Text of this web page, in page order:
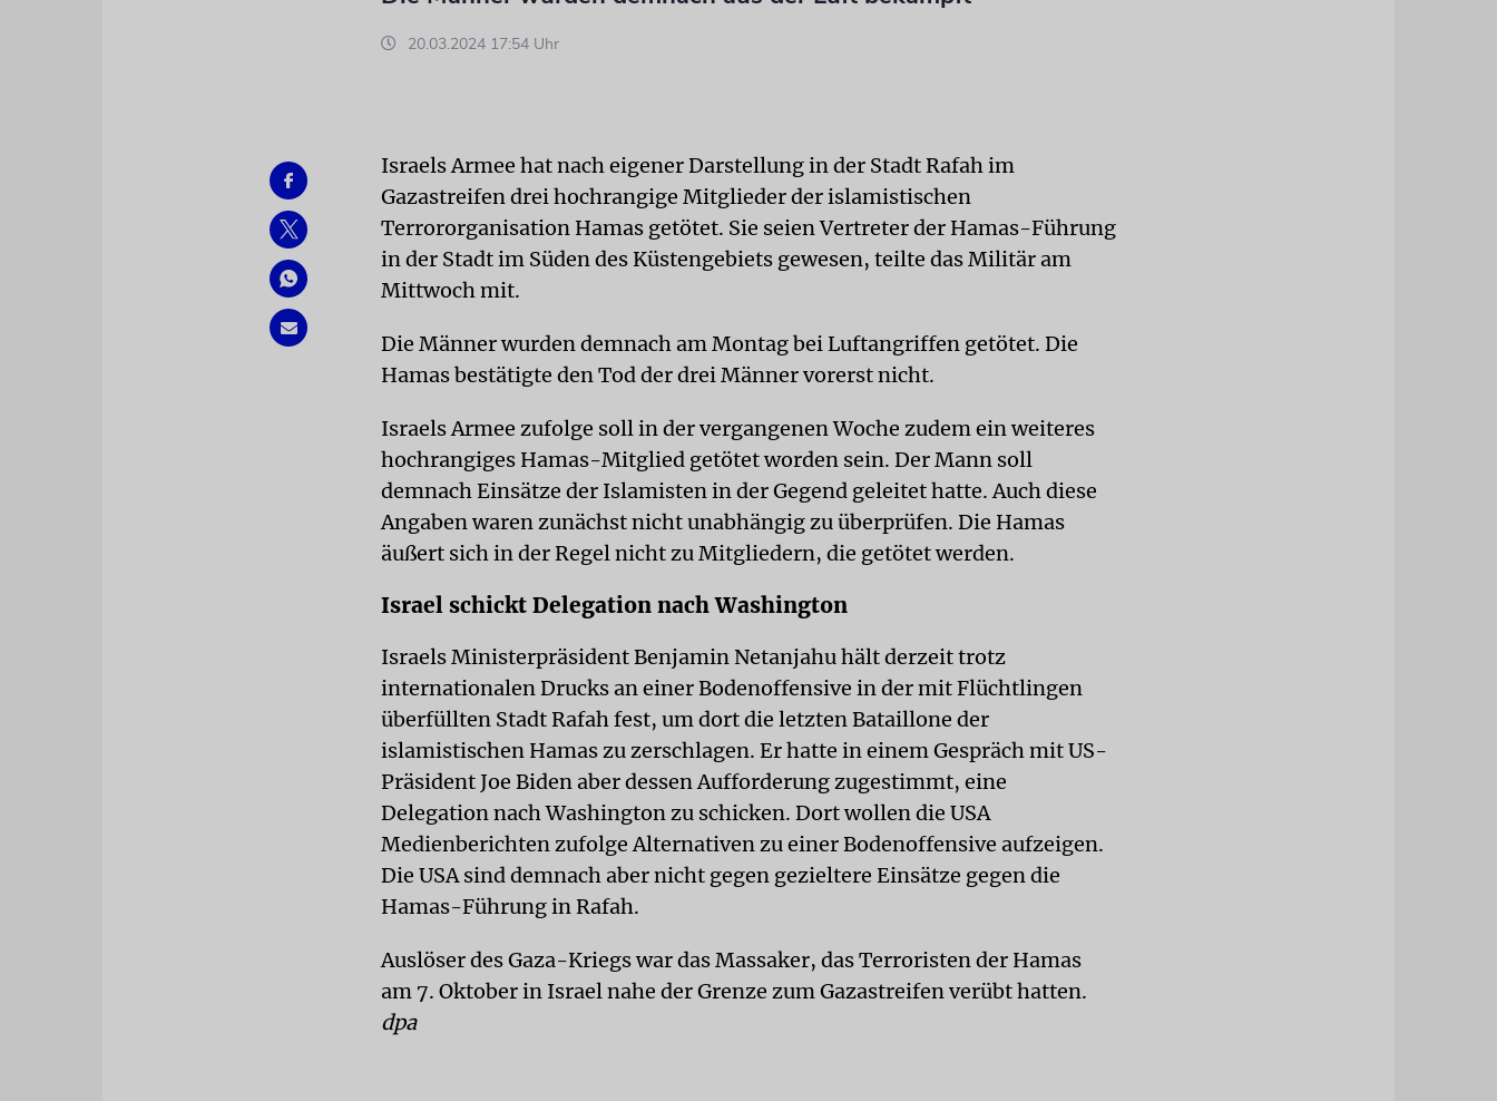
20.03.2024 17:54 Uhr
Israels Armee hat nach eigener Darstellung in der Stadt Rafah im
Gazastreifen drei hochrangige Mitglieder der islamistischen
Terrororganisation Hamas getötet. Sie seien Vertreter der Hamas-Führung
in der Stadt im Süden des Küstengebiets gewesen, teilte das Militär am
Mittwoch mit.
Die Männer wurden demnach am Montag bei Luftangriffen getötet. Die
Hamas bestätigte den Tod der drei Männer vorerst nicht.
Israels Armee zufolge soll in der vergangenen Woche zudem ein weiteres
hochrangiges Hamas-Mitglied getötet worden sein. Der Mann soll
demnach Einsätze der Islamisten in der Gegend geleitet hatte. Auch diese
Angaben waren zunächst nicht unabhängig zu überprüfen. Die Hamas
äußert sich in der Regel nicht zu Mitgliedern, die getötet werden.
Israel schickt Delegation nach Washington
Israels Ministerpräsident Benjamin Netanjahu hält derzeit trotz
internationalen Drucks an einer Bodenoffensive in der mit Flüchtlingen
überfüllten Stadt Rafah fest, um dort die letzten Bataillone der
islamistischen Hamas zu zerschlagen. Er hatte in einem Gespräch mit US-
Präsident Joe Biden aber dessen Aufforderung zugestimmt, eine
Delegation nach Washington zu schicken. Dort wollen die USA
Medienberichten zufolge Alternativen zu einer Bodenoffensive aufzeigen.
Die USA sind demnach aber nicht gegen gezieltere Einsätze gegen die
Hamas-Führung in Rafah.
Auslöser des Gaza-Kriegs war das Massaker, das Terroristen der Hamas
am 7. Oktober in Israel nahe der Grenze zum Gazastreifen verübt hatten.
dpa